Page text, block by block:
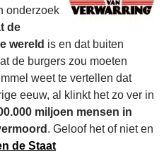
onderzoek
de
wereld is en dat buiten
de burgers zou moeten
weet te vertellen dat
eeuw, al klinkt het zo ver in
miljoen mensen in
. Geloof het of niet en
de Staat